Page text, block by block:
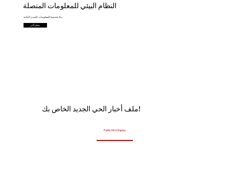
النظام البيئي للمعلومات المتصلة
بناء هندسة المعلومات للمدن الذكية
يتعلم أكثر
ملف أخبار الحي الجديد الخاص بك!
Public Info Display